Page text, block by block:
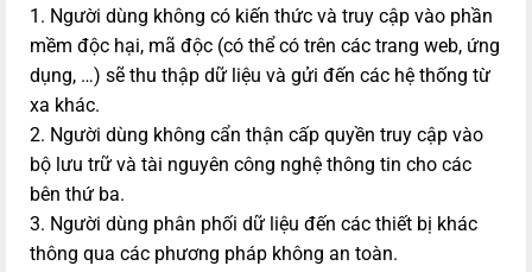
1. Người dùng không có kiến thức và truy cập vào phần
mềm độc hại, mã độc (có thể có trên các trang web, ứng
dụng, …) sẽ thu thập dữ liệu và gửi đến các hệ thống từ
xa khác.
2. Người dùng không cẩn thận cấp quyền truy cập vào
bộ lưu trữ và tài nguyên công nghệ thông tin cho các
bên thứ ba.
3. Người dùng phân phối dữ liệu đến các thiết bị khác
thông qua các phương pháp không an toàn.